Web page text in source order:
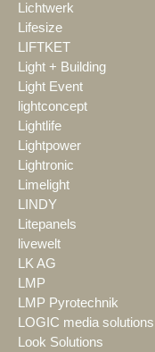
Lichtwerk
Lifesize
LIFTKET
Light + Building
Light Event
lightconcept
Lightlife
Lightpower
Lightronic
Limelight
LINDY
Litepanels
livewelt
LK AG
LMP
LMP Pyrotechnik
LOGIC media solutions
Look Solutions